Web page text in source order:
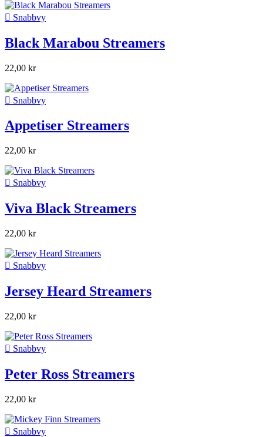
 Snabbvy
Black Marabou Streamers
22,00 kr
 Snabbvy
Appetiser Streamers
22,00 kr
 Snabbvy
Viva Black Streamers
22,00 kr
 Snabbvy
Jersey Heard Streamers
22,00 kr
 Snabbvy
Peter Ross Streamers
22,00 kr
 Snabbvy